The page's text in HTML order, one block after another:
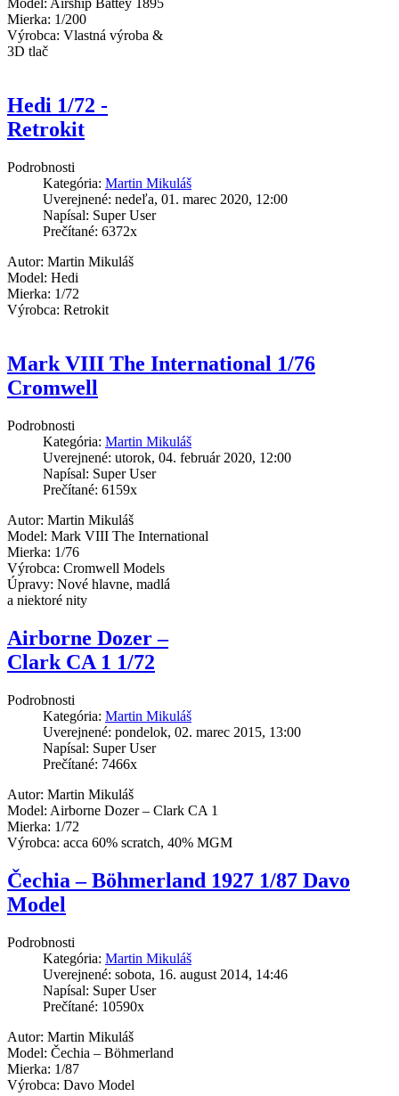
Model: Airship Battey 1895
Mierka: 1/200
Výrobca: Vlastná výroba &
3D tlač
Hedi 1/72 -
Retrokit
Podrobnosti
Kategória: Martin Mikuláš
Uverejnené: nedeľa, 01. marec 2020, 12:00
Napísal: Super User
Prečítané: 6372x
Autor: Martin Mikuláš
Model: Hedi
Mierka: 1/72
Výrobca: Retrokit
Mark VIII The International 1/76
Cromwell
Podrobnosti
Kategória: Martin Mikuláš
Uverejnené: utorok, 04. február 2020, 12:00
Napísal: Super User
Prečítané: 6159x
Autor: Martin Mikuláš
Model: Mark VIII The International
Mierka: 1/76
Výrobca: Cromwell Models
Úpravy: Nové hlavne, madlá
a niektoré nity
Airborne Dozer –
Clark CA 1 1/72
Podrobnosti
Kategória: Martin Mikuláš
Uverejnené: pondelok, 02. marec 2015, 13:00
Napísal: Super User
Prečítané: 7466x
Autor: Martin Mikuláš
Model: Airborne Dozer – Clark CA 1
Mierka: 1/72
Výrobca: acca 60% scratch, 40% MGM
Čechia – Böhmerland 1927 1/87 Davo
Model
Podrobnosti
Kategória: Martin Mikuláš
Uverejnené: sobota, 16. august 2014, 14:46
Napísal: Super User
Prečítané: 10590x
Autor: Martin Mikuláš
Model: Čechia – Böhmerland
Mierka: 1/87
Výrobca: Davo Model